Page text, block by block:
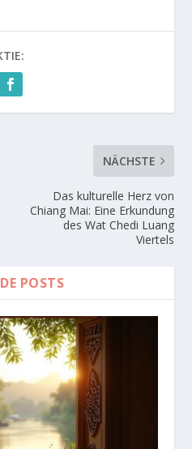
NÄCHSTE
Das kulturelle Herz von
Chiang Mai: Eine Erkundung
des Wat Chedi Luang
Viertels
POSTS